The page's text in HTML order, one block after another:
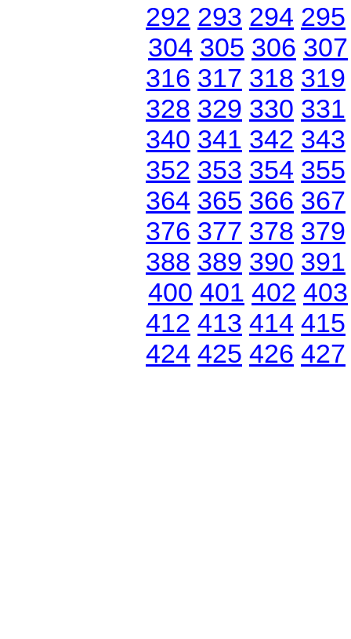
292 293 294 295
304 305 306 307
316 317 318 319
328 329 330 331
340 341 342 343
352 353 354 355
364 365 366 367
376 377 378 379
388 389 390 391
400 401 402 403
412 413 414 415
424 425 426 427